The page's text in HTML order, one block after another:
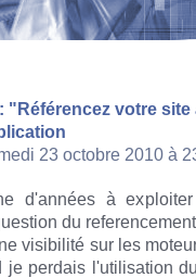
"Référencez votre
23 octobre 2010 à
d'années à
du
visibilité sur les
je perdais l'utilisation